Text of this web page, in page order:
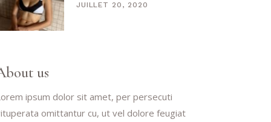
JUILLET 20, 2020
us
ipsum dolor sit amet, per persecuti
omittantur cu, ut vel dolore feugiat